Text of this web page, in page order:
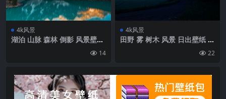
4k风景
湖泊 山脉 森林 倒影 风景壁纸
14
4k风景
田野 雾 树木 风景 日出壁纸 背
22